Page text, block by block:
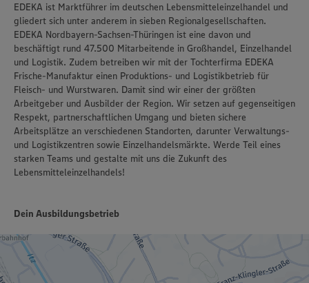
EDEKA ist Marktführer im deutschen Lebensmitteleinzelhandel und
gliedert sich unter anderem in sieben Regionalgesellschaften.
EDEKA Nordbayern-Sachsen-Thüringen ist eine davon und
beschäftigt rund 47.500 Mitarbeitende in Großhandel, Einzelhandel
und Logistik. Zudem betreiben wir mit der Tochterfirma EDEKA
Frische-Manufaktur einen Produktions- und Logistikbetrieb für
Fleisch- und Wurstwaren. Damit sind wir einer der größten
Arbeitgeber und Ausbilder der Region. Wir setzen auf gegenseitigen
Respekt, partnerschaftlichen Umgang und bieten sichere
Arbeitsplätze an verschiedenen Standorten, darunter Verwaltungs-
und Logistikzentren sowie Einzelhandelsmärkte. Werde Teil eines
starken Teams und gestalte mit uns die Zukunft des
Lebensmitteleinzelhandels!
Dein Ausbildungsbetrieb